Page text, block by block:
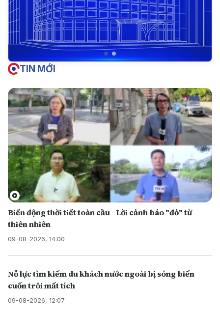
TIN MỚI
Biến động thời tiết toàn cầu - Lời cảnh báo "đỏ" từ
thiên nhiên
09-08-2026, 14:00
Nỗ lực tìm kiếm du khách nước ngoài bị sóng biển
cuốn trôi mất tích
09-08-2026, 12:07